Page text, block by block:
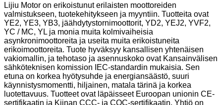
Lijiu Motor on erikoistunut erilaisten moottoreiden
valmistukseen, tuotekehitykseen ja myyntiin. Tuotteita ovat
YE2, YE3, YB3, jäähdytystornimoottorit, YD2, YEJ2, YVF2,
YC / MC, YL ja monia muita kolmivaiheisia
asynkronimoottoreita ja useita muita erikoistuneita
erikoimoottoreita. Tuote hyväksyy kansallisen yhtenäisen
vakiomallin, ja tehotaso ja asennuskoko ovat Kansainvälisen
sähköteknisen komission IEC-standardin mukaisia. Sen
etuna on korkea hyötysuhde ja energiansäästö, suuri
käynnistysmomentti, hiljainen, matala tärinä ja korkea
luotettavuus. Tuotteet ovat läpäisseet Euroopan unionin CE-
sertifikaatin ja Kiinan CCC- ja CQC-sertifikaatin. Yhtiö on